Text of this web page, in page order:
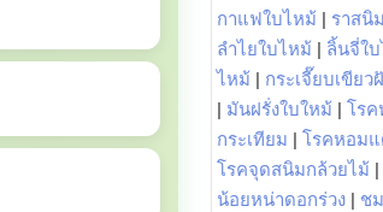
กาแฟใบไหม้ | ราสนิ
ลำไยใบไหม้ | ลิ้นจี่ใ
ไหม้ | กระเจี๊ยบเขียว
| มันฝรั่งใบใหม้ | โรค
กระเทียม | โรคหอมแ
โรคจุดสนิมกล้วยไม้ |
น้อยหน่าดอกร่วง | ช